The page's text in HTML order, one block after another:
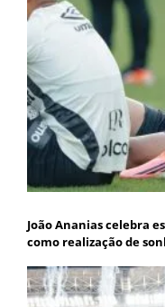
João Ananias celebra
como realização de